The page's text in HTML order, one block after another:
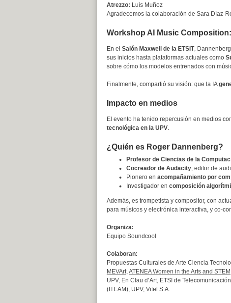
Atrezzo: Luis Muñoz
Agradecemos la colaboración de Sara Díaz-
Workshop AI Music
En el Salón Maxwell de la ETSIT,
sus inicios hasta plataformas actuales como
sobre cómo los modelos entrenados con
Finalmente, compartió su visión: que la IA
Impacto en medios
El evento ha tenido repercusión en medios
tecnológica en la UPV.
¿Quién es Roger Dannenberg?
Profesor de Ciencias de la
Cocreador de Audacity, editor de
Pionero en acompañamiento por
Investigador en composición
Además, es trompetista y compositor, con
para músicos y electrónica interactiva, y co-
Organiza:
Equipo Soundcool
Colaboran:
Propuestas Culturales de Arte Ciencia
MEVArt,ATENEA Women in the Arts and STEM
UPV, En Clau d’Art, ETSI de
(ITEAM), UPV, Vitel S.A.